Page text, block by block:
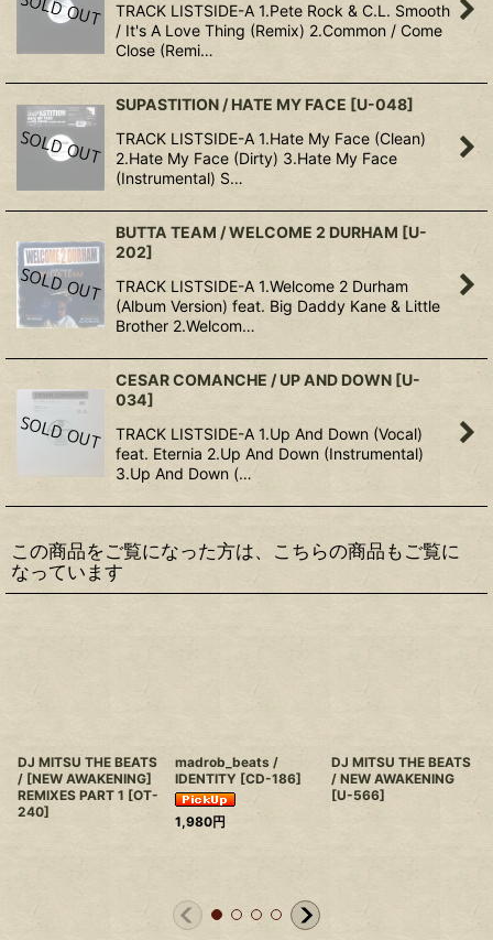
TRACK LISTSIDE-A 1.Pete Rock & C.L. Smooth
/ It's A Love Thing (Remix) 2.Common / Come
Close (Remi…
SUPASTITION / HATE MY FACE [U-048]
TRACK LISTSIDE-A 1.Hate My Face (Clean)
2.Hate My Face (Dirty) 3.Hate My Face
(Instrumental) S…
BUTTA TEAM / WELCOME 2 DURHAM [U-
202]
TRACK LISTSIDE-A 1.Welcome 2 Durham
(Album Version) feat. Big Daddy Kane & Little
Brother 2.Welcom…
CESAR COMANCHE / UP AND DOWN [U-
034]
TRACK LISTSIDE-A 1.Up And Down (Vocal)
feat. Eternia 2.Up And Down (Instrumental)
3.Up And Down (…
この商品をご覧になった方は、こちらの商品もご覧に
なっています
DJ MITSU THE BEATS
/ [NEW AWAKENING]
REMIXES PART 1 [OT-
240]
madrob_beats /
IDENTITY [CD-186]
1,980円
DJ MITSU THE BEATS
/ NEW AWAKENING
[U-566]